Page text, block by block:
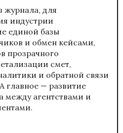
журнала, для
индустрии
единой базы
и обмен кейсами,
прозрачного
смет,
и обратной связи
главное — развитие
между агентствами и